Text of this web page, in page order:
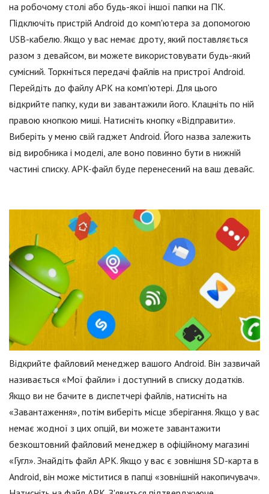
на робочому столі або будь-якої іншої папки на ПК.
Підключіть пристрій Android до комп'ютера за допомогою
USB-кабелю. Якщо у вас немає дроту, який поставляється
разом з девайсом, ви можете використовувати будь-який
сумісний. Торкніться передачі файлів на пристрої Android.
Перейдіть до файлу APK на комп'ютері. Для цього
відкрийте папку, куди ви завантажили його. Клацніть по ній
правою кнопкою миші. Натисніть кнопку «Відправити».
Виберіть у меню свій гаджет Android. Його назва залежить
від виробника і моделі, але воно повинно бути в нижній
частині списку. APK-файл буде перенесений на ваш девайс.
Відкрийте файловий менеджер вашого Android. Він зазвичай
називається «Мої файли» і доступний в списку додатків.
Якщо ви не бачите в диспетчері файлів, натисніть на
«Завантаження», потім виберіть місце зберігання. Якщо у вас
немає жодної з цих опцій, ви можете завантажити
безкоштовний файловий менеджер в офіційному магазині
«Гугл». Знайдіть файл APK. Якщо у вас є зовнішня SD-карта в
Android, він може міститися в папці «зовнішній накопичувач».